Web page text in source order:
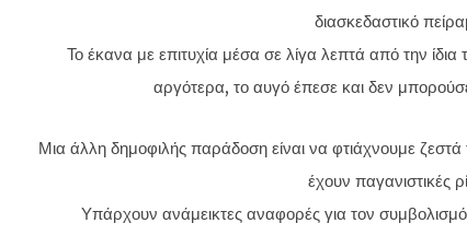
διασκεδαστικό
Το έκανα με επιτυχία μέσα σε λίγα λεπτά από την ίδια
αργότερα, το αυγό έπεσε και δεν
Μια άλλη δημοφιλής παράδοση είναι να φτιάχνουμε
έχουν παγανιστικές
Υπάρχουν ανάμεικτες αναφορές για τον